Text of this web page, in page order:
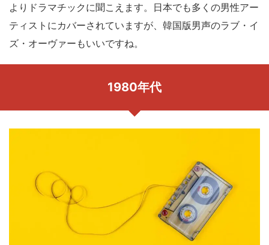
よりドラマチックに聞こえます。日本でも多くの男性アー
ティストにカバーされていますが、韓国版男声のラブ・イ
ズ・オーヴァーもいいですね。
1980年代